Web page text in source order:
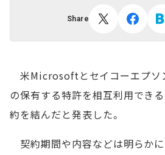
Share
米Microsoftとセイコーエプソ
の保有する特許を相互利用でき
約を結んだと発表した。
契約期間や内容などは明らかに